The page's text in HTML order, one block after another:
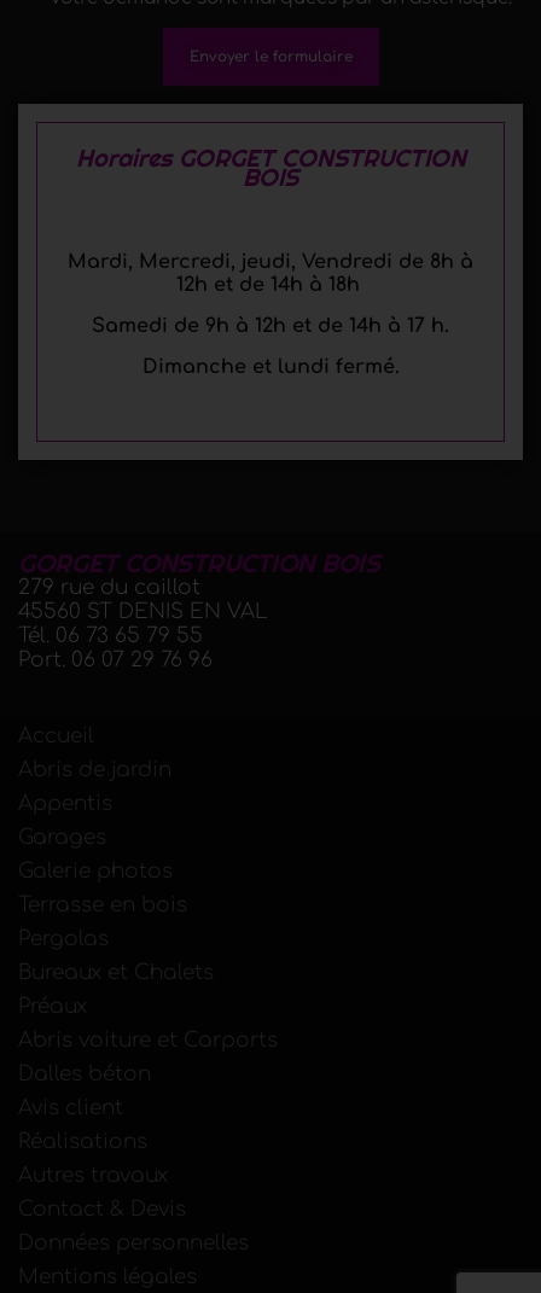
Envoyer le formulaire
Horaires GORGET CONSTRUCTION
BOIS
Mardi, Mercredi, jeudi, Vendredi de 8h à
12h et de 14h à 18h
Samedi de 9h à 12h et de 14h à 17 h.
Dimanche et lundi fermé.
GORGET CONSTRUCTION BOIS
279 rue du caillot
45560 ST DENIS EN VAL
Tél. 06 73 65 79 55
Port. 06 07 29 76 96
Accueil
Abris de jardin
Appentis
Garages
Galerie photos
Terrasse en bois
Pergolas
Bureaux et Chalets
Préaux
Abris voiture et Carports
Dalles béton
Avis client
Réalisations
Autres travaux
Contact & Devis
Données personnelles
Mentions légales